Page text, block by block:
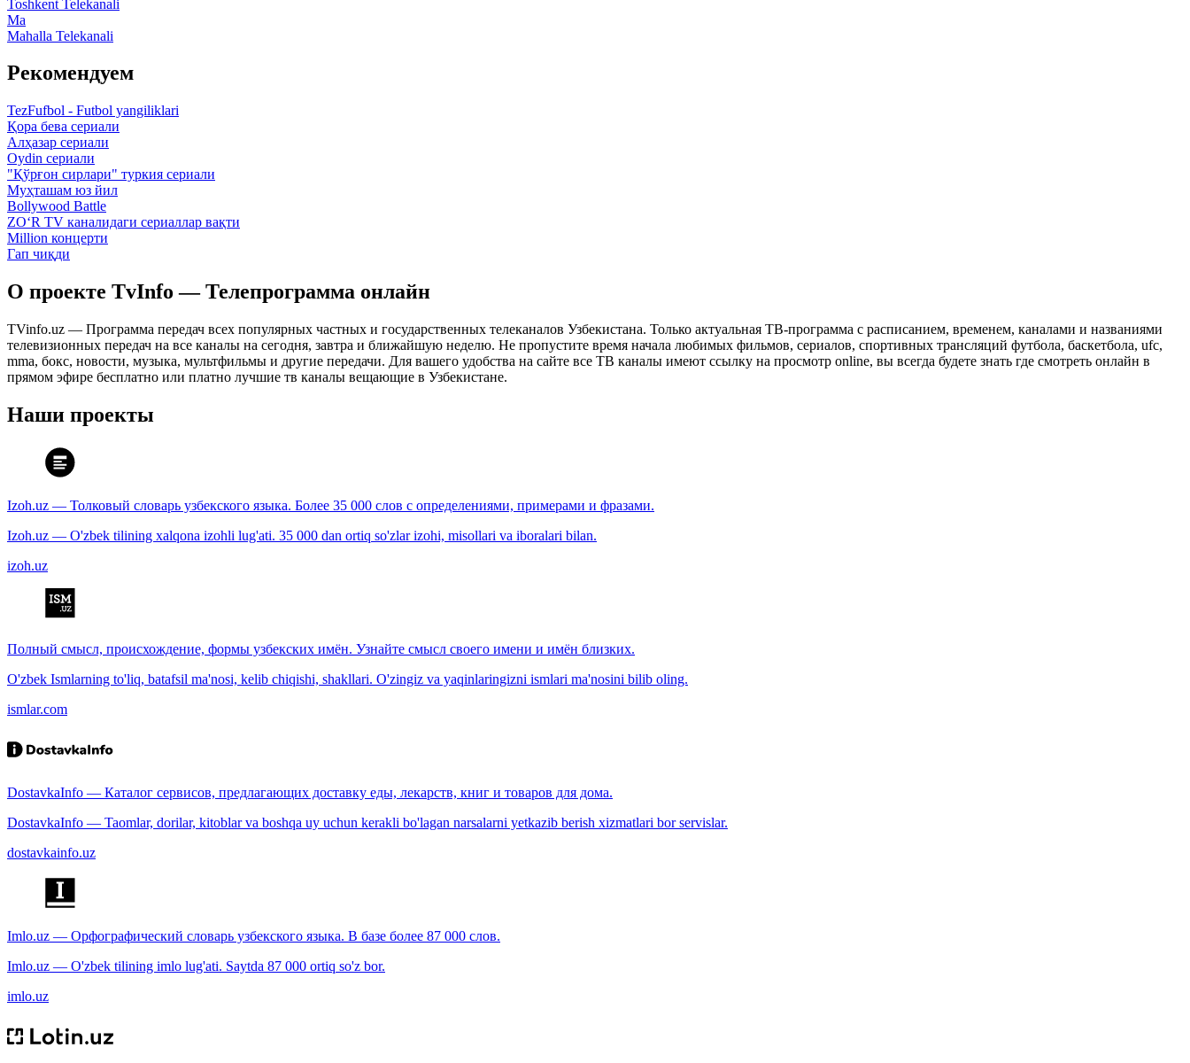
Toshkent Telekanali
Ma
Mahalla Telekanali
Рекомендуем
TezFufbol - Futbol yangiliklari
Қора бева сериали
Алҳазар сериали
Oydin сериали
"Қўрғон сирлари" туркия сериали
Муҳташам юз йил
Bollywood Battle
ZO‘R TV каналидаги сериаллар вақти
Million концерти
Гап чиқди
О проекте TvInfo — Телепрограмма онлайн
TVinfo.uz — Программа передач всех популярных частных и государственных телеканалов Узбекистана. Только актуальная ТВ-программа с расписанием, временем, каналами и названиями
телевизионных передач на все каналы на сегодня, завтра и ближайшую неделю. Не пропустите время начала любимых фильмов, сериалов, спортивных трансляций футбола, баскетбола, ufc,
mma, бокс, новости, музыка, мультфильмы и другие передачи. Для вашего удобства на сайте все ТВ каналы имеют ссылку на просмотр online, вы всегда будете знать где смотреть онлайн в
прямом эфире бесплатно или платно лучшие тв каналы вещающие в Узбекистане.
Наши проекты
Izoh.uz — Толковый словарь узбекского языка. Более 35 000 слов с определениями, примерами и фразами.
Izoh.uz — O'zbek tilining xalqona izohli lug'ati. 35 000 dan ortiq so'zlar izohi, misollari va iboralari bilan.
izoh.uz
Полный смысл, происхождение, формы узбекских имён. Узнайте смысл своего имени и имён близких.
O'zbek Ismlarning to'liq, batafsil ma'nosi, kelib chiqishi, shakllari. O'zingiz va yaqinlaringizni ismlari ma'nosini bilib oling.
ismlar.com
DostavkaInfo — Каталог сервисов, предлагающих доставку еды, лекарств, книг и товаров для дома.
DostavkaInfo — Taomlar, dorilar, kitoblar va boshqa uy uchun kerakli bo'lagan narsalarni yetkazib berish xizmatlari bor servislar.
dostavkainfo.uz
Imlo.uz — Орфографический словарь узбекского языка. В базе более 87 000 слов.
Imlo.uz — O'zbek tilining imlo lug'ati. Saytda 87 000 ortiq so'z bor.
imlo.uz